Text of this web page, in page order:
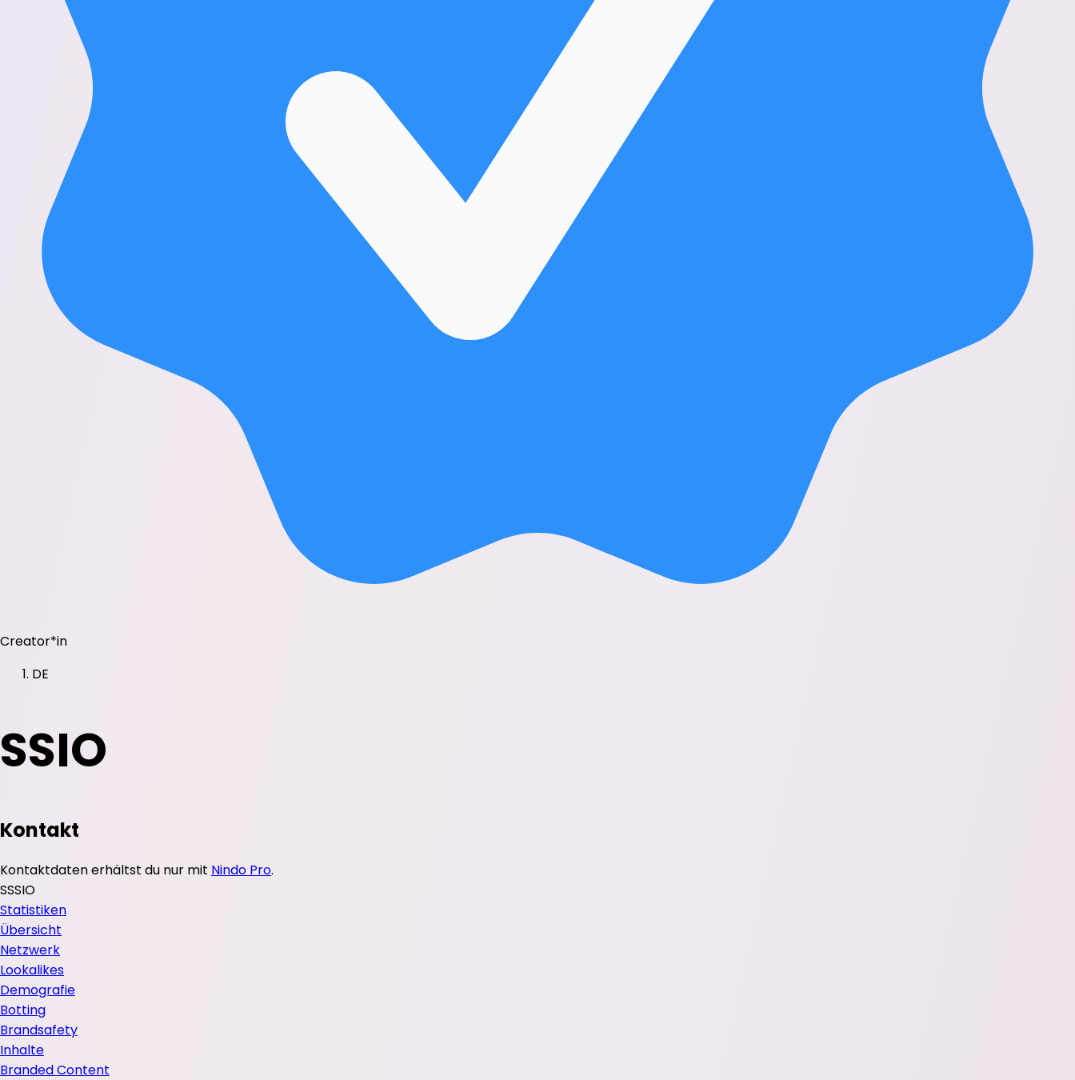
Creator*in
DE
SSIO
Kontakt
Kontaktdaten erhältst du nur mit Nindo Pro.
SSSIO
Statistiken
Übersicht
Netzwerk
Lookalikes
Demografie
Botting
Brandsafety
Inhalte
Branded Content